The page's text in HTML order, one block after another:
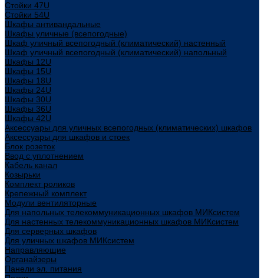
Стойки 47U
Стойки 54U
Шкафы антивандальные
Шкафы уличные (всепогодные)
Шкаф уличный всепогодный (климатический) настенный
Шкаф уличный всепогодный (климатический) напольный
Шкафы 12U
Шкафы 15U
Шкафы 18U
Шкафы 24U
Шкафы 30U
Шкафы 36U
Шкафы 42U
Аксессуары для уличных всепогодных (климатических) шкафов
Аксессуары для шкафов и стоек
Блок розеток
Ввод с уплотнением
Кабель канал
Козырьки
Комплект роликов
Крепежный комплект
Модули вентиляторные
Для напольных телекоммуникационных шкафов МИКсистем
Для настенных телекоммуникационных шкафов МИКсистем
Для серверных шкафов
Для уличных шкафов МИКсистем
Направляющие
Органайзеры
Панели эл. питания